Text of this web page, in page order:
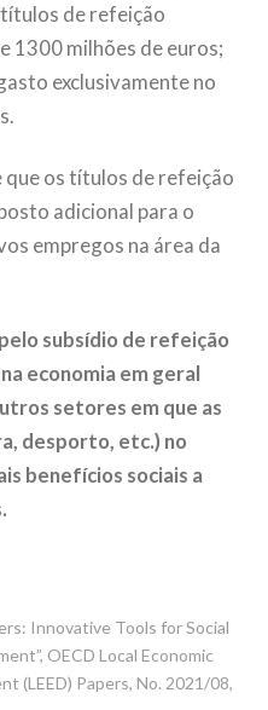
de refeição
1300 milhões de euros;
exclusivamente no
que os títulos de refeição
adicional para o
empregos na área da
subsídio de refeição
economia em geral
setores em que as
desporto, etc.) no
benefícios sociais a
Innovative Tools for Social
OECD Local Economic
(LEED) Papers, No. 2021/08,